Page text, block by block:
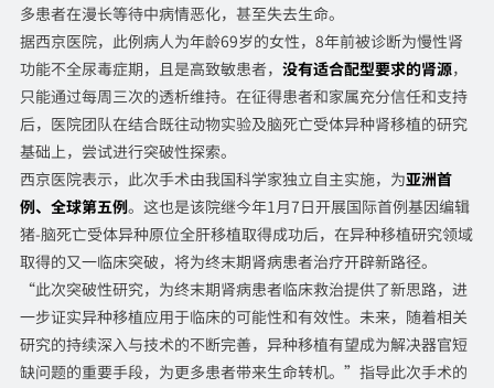
多患者在漫长等待中病情恶化，甚至失去生命。
据西京医院，此例病人为年龄69岁的女性，8年前被诊断为慢性肾
功能不全尿毒症期，且是高致敏患者， 没有适合配型要求的肾源，
只能通过每周三次的透析维持。在征得患者和家属充分信任和支持
后，医院团队在结合既往动物实验及脑死亡受体异种肾移植的研究
基础上，尝试进行突破性探索。
西京医院表示，此次手术由我国科学家独立自主实施，为亚洲首
例、全球第五例。这也是该院继今年1月7日开展国际首例基因编辑
猪-脑死亡受体异种原位全肝移植取得成功后，在异种移植研究领域
取得的又一临床突破，将为终末期肾病患者治疗开辟新路径。
“此次突破性研究，为终末期肾病患者临床救治提供了新思路，进
一步证实异种移植应用于临床的可能性和有效性。未来，随着相关
研究的持续深入与技术的不断完善，异种移植有望成为解决器官短
缺问题的重要手段，为更多患者带来生命转机。”指导此次手术的